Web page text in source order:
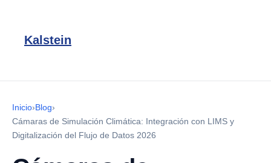
Kalstein
Inicio›Blog›
Cámaras de Simulación Climática: Integración con LIMS y
Digitalización del Flujo de Datos 2026